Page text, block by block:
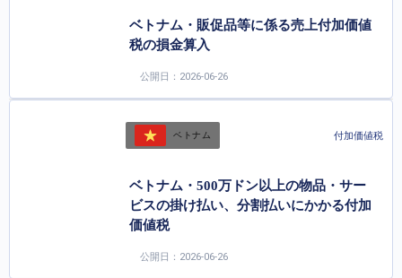
ベトナム・販促品等に係る売上付加価値
税の損金算入
公開日：2026-06-26
ベトナム 付加価値税
ベトナム・500万ドン以上の物品・サー
ビスの掛け払い、分割払いにかかる付加
価値税
公開日：2026-06-26